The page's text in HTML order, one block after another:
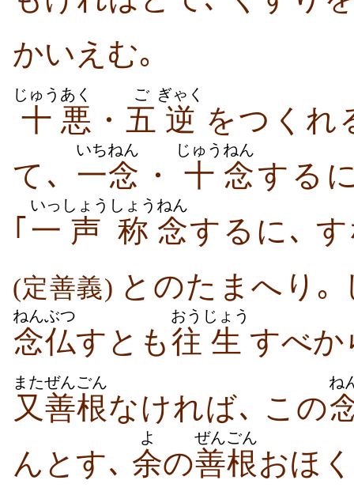
かいえむ｡
十
じゅう
悪
あく
・ 五
ご
逆
ぎゃく
をつくれ
て､ 一念
いちねん
・ 十
じゅう
念
ねん
する
｢ 一
いっ
声
しょう
称
しょう
念
ねん
するに､
(定善義) とのたまへり｡
念仏
ねんぶつ
すとも往
おう
生
じょう
すべか
又
また
善根
ぜんごん
なければ､ この
ね
んとす､ 余
よ
の善根
ぜんごん
おほ